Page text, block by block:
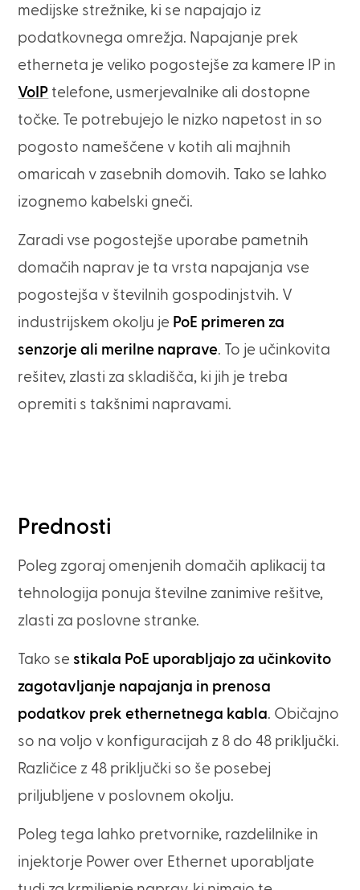
medijske strežnike, ki se napajajo iz
podatkovnega omrežja. Napajanje prek
etherneta je veliko pogostejše za kamere IP in
VoIP telefone, usmerjevalnike ali dostopne
točke. Te potrebujejo le nizko napetost in so
pogosto nameščene v kotih ali majhnih
omaricah v zasebnih domovih. Tako se lahko
izognemo kabelski gneči.
Zaradi vse pogostejše uporabe pametnih
domačih naprav je ta vrsta napajanja vse
pogostejša v številnih gospodinjstvih. V
industrijskem okolju je PoE primeren za
senzorje ali merilne naprave. To je učinkovita
rešitev, zlasti za skladišča, ki jih je treba
opremiti s takšnimi napravami.
Prednosti
Poleg zgoraj omenjenih domačih aplikacij ta
tehnologija ponuja številne zanimive rešitve,
zlasti za poslovne stranke.
Tako se stikala PoE uporabljajo za učinkovito
zagotavljanje napajanja in prenosa
podatkov prek ethernetnega kabla. Običajno
so na voljo v konfiguracijah z 8 do 48 priključki.
Različice z 48 priključki so še posebej
priljubljene v poslovnem okolju.
Poleg tega lahko pretvornike, razdelilnike in
injektorje Power over Ethernet uporabljate